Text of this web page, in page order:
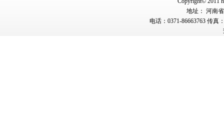
地址： 河南
电话：0371-86663763 传真